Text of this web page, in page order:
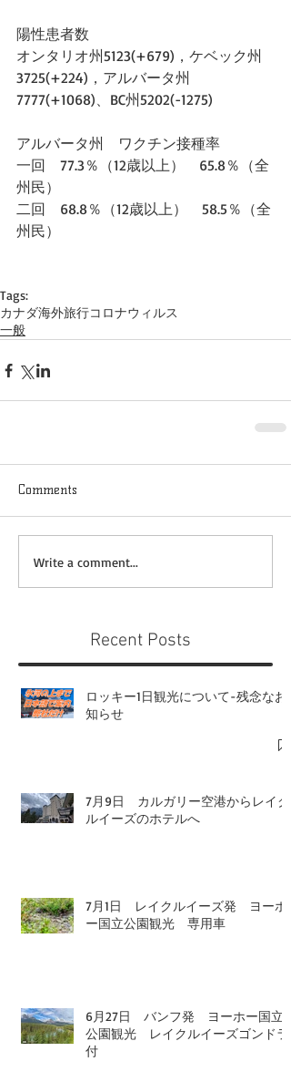
陽性患者数
オンタリオ州5123(+679)，ケベック州
3725(+224)，アルバータ州
7777(+1068)、BC州5202(-1275)
アルバータ州　ワクチン接種率
一回　77.3％（12歳以上）　65.8％（全
州民）
二回　68.8％（12歳以上）　58.5％（全
州民）
Tags:
カナダ海外旅行コロナウィルス
一般
Comments
Write a comment...
Recent Posts
ロッキー1日観光について-残念なお
知らせ
7月9日 カルガリー空港からレイク
ルイーズのホテルへ
7月1日 レイクルイーズ発 ヨーホ
ー国立公園観光 専用車
6月27日 バンフ発 ヨーホー国立
公園観光 レイクルイーズゴンドラ
付